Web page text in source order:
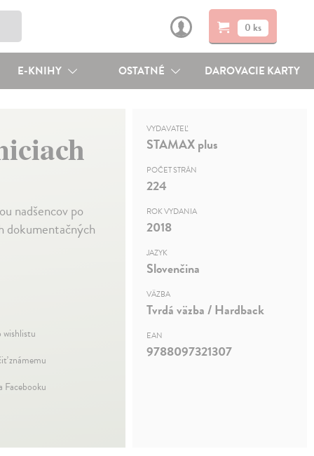
0 ks
E-KNIHY OSTATNÉ DAROVACIE KARTY
nadšencov po
dokumentačných
známemu
Facebooku
VYDAVATEĽ
STAMAX plus
POČET STRÁN
224
ROK VYDANIA
2018
JAZYK
Slovenčina
VÄZBA
Tvrdá väzba / Hardback
EAN
9788097321307